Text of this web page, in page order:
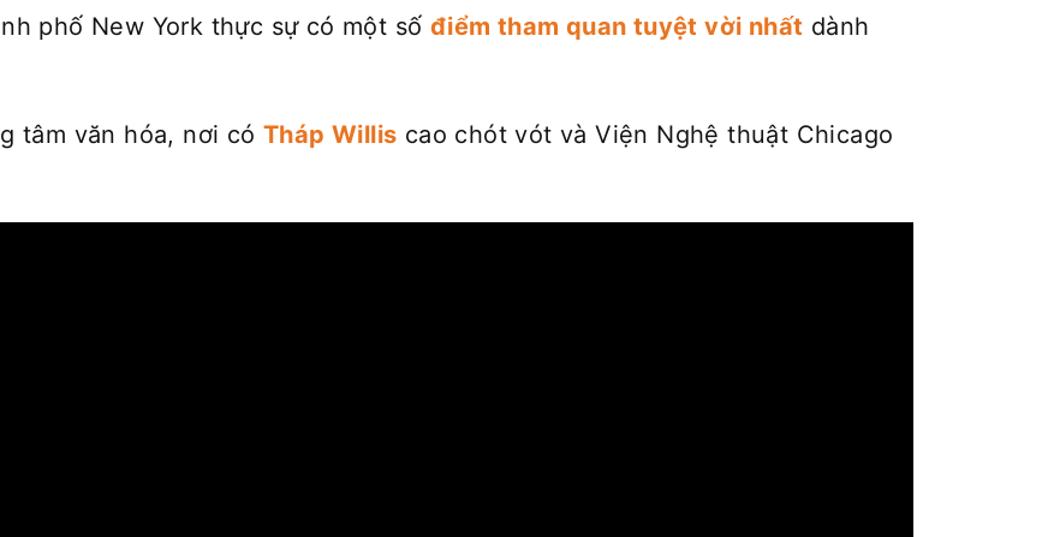
phố New York thực sự có một số điểm tham quan tuyệt vời nhất dành
tâm văn hóa, nơi cóTháp Willis cao chót vót và Viện Nghệ thuật Chicago